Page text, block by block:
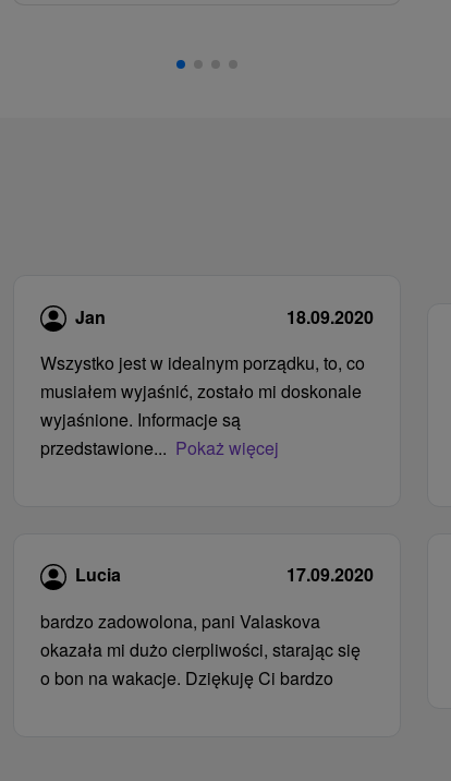
Jan
18.09.2020
Wszystko jest w idealnym porządku, to, co
musiałem wyjaśnić, zostało mi doskonale
wyjaśnione. Informacje są
przedstawione... Pokaż więcej
Lucia
17.09.2020
bardzo zadowolona, ​​pani Valaskova
okazała mi dużo cierpliwości, starając się
o bon na wakacje. Dziękuję Ci bardzo